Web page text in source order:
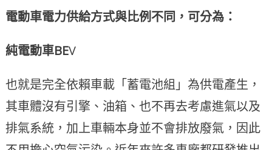
電動車電力供給方式與比例不同 ， 可分為：
純電動車BEV
也就是完全依賴車載「蓄電池組」為供電產生，
其車體沒有引擎、油箱、也不再去考慮進氣以及
排氣系統，加上車輛本身並不會排放廢氣，因此